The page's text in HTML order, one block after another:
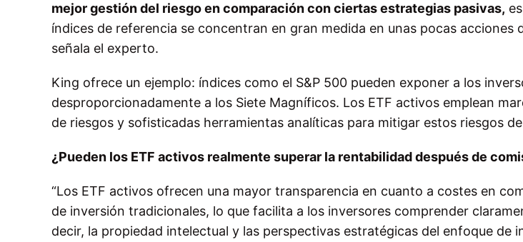
mejor gestión del riesgo en comparación con ciertas estrategias pasivas,
índices de referencia se concentran en gran medida en unas pocas acciones
señala el experto.
King ofrece un ejemplo: índices como el S&P 500 pueden exponer a los
desproporcionadamente a los Siete Magníficos. Los ETF activos emplean
de riesgos y sofisticadas herramientas analíticas para mitigar estos riesgos
¿Pueden los ETF activos realmente superar la rentabilidad después de
“Los ETF activos ofrecen una mayor transparencia en cuanto a costes en
de inversión tradicionales, lo que facilita a los inversores comprender
decir, la propiedad intelectual y las perspectivas estratégicas del enfoque de